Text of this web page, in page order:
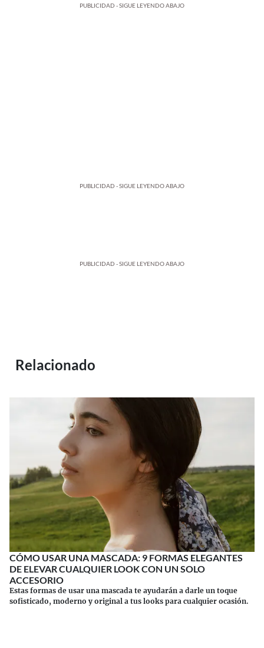
PUBLICIDAD - SIGUE LEYENDO ABAJO
PUBLICIDAD - SIGUE LEYENDO ABAJO
PUBLICIDAD - SIGUE LEYENDO ABAJO
Relacionado
CÓMO USAR UNA MASCADA: 9 FORMAS ELEGANTES
DE ELEVAR CUALQUIER LOOK CON UN SOLO
ACCESORIO
Estas formas de usar una mascada te ayudarán a darle un toque
sofisticado, moderno y original a tus looks para cualquier ocasión.